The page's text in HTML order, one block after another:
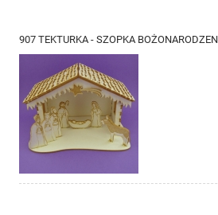
907 TEKTURKA - SZOPKA